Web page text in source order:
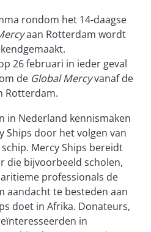
rondom het 14-daagse
aan Rotterdam wordt
26 februari in ieder geval
de Global Mercyvanaf de
Rotterdam.
in Nederland kennismaken
Ships door het volgen van
Mercy Ships bereidt
die bijvoorbeeld scholen,
professionals de
aandacht te besteden aan
doet in Afrika. Donateurs,
in